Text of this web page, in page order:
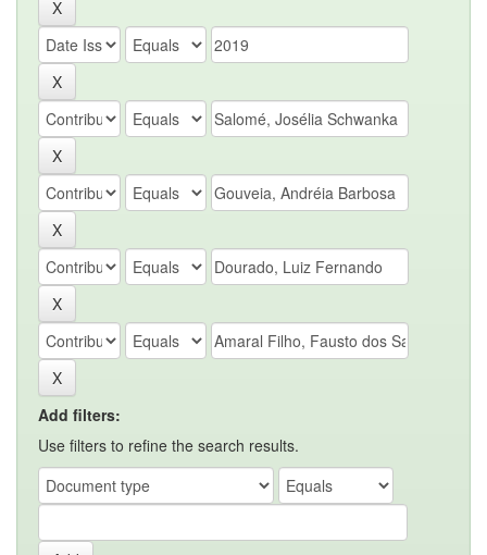
Add filters:
Use filters to refine the search results.